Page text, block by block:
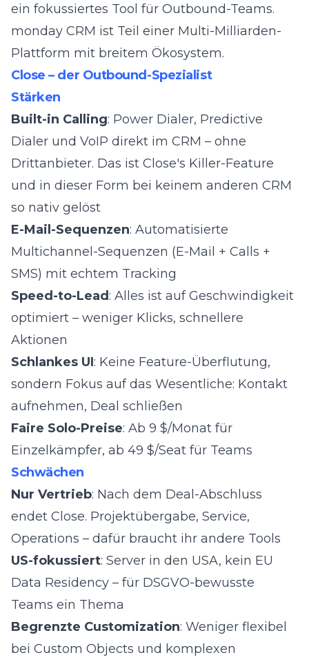
ein fokussiertes Tool für Outbound-Teams.
monday CRM ist Teil einer Multi-Milliarden-
Plattform mit breitem Ökosystem.
Close – der Outbound-Spezialist
Stärken
Built-in Calling: Power Dialer, Predictive
Dialer und VoIP direkt im CRM – ohne
Drittanbieter. Das ist Close's Killer-Feature
und in dieser Form bei keinem anderen CRM
so nativ gelöst
E-Mail-Sequenzen: Automatisierte
Multichannel-Sequenzen (E-Mail + Calls +
SMS) mit echtem Tracking
Speed-to-Lead : Alles ist auf Geschwindigkeit
optimiert – weniger Klicks, schnellere
Aktionen
Schlankes UI: Keine Feature-Überflutung,
sondern Fokus auf das Wesentliche: Kontakt
aufnehmen, Deal schließen
Faire Solo-Preise: Ab 9 $/Monat für
Einzelkämpfer, ab 49 $/Seat für Teams
Schwächen
Nur Vertrieb: Nach dem Deal-Abschluss
endet Close. Projektübergabe, Service,
Operations – dafür braucht ihr andere Tools
US-fokussiert: Server in den USA, kein EU
Data Residency – für DSGVO-bewusste
Teams ein Thema
Begrenzte Customization: Weniger flexibel
bei Custom Objects und komplexen